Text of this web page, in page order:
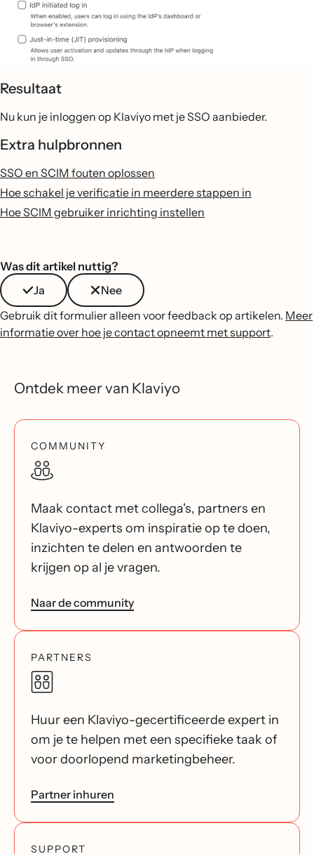
Resultaat
Nu kun je inloggen op Klaviyo met je SSO aanbieder.
Extra hulpbronnen
SSO en SCIM fouten oplossen
Hoe schakel je verificatie in meerdere stappen in
Hoe SCIM gebruiker inrichting instellen
Was dit artikel nuttig?
Ja
Nee
Gebruik dit formulier alleen voor feedback op artikelen. Meer
informatie over hoe je contact opneemt met support.
Ontdek meer van Klaviyo
COMMUNITY
Maak contact met collega's, partners en
Klaviyo-experts om inspiratie op te doen,
inzichten te delen en antwoorden te
krijgen op al je vragen.
Naar de community
PARTNERS
Huur een Klaviyo-gecertificeerde expert in
om je te helpen met een specifieke taak of
voor doorlopend marketingbeheer.
Partner inhuren
SUPPORT